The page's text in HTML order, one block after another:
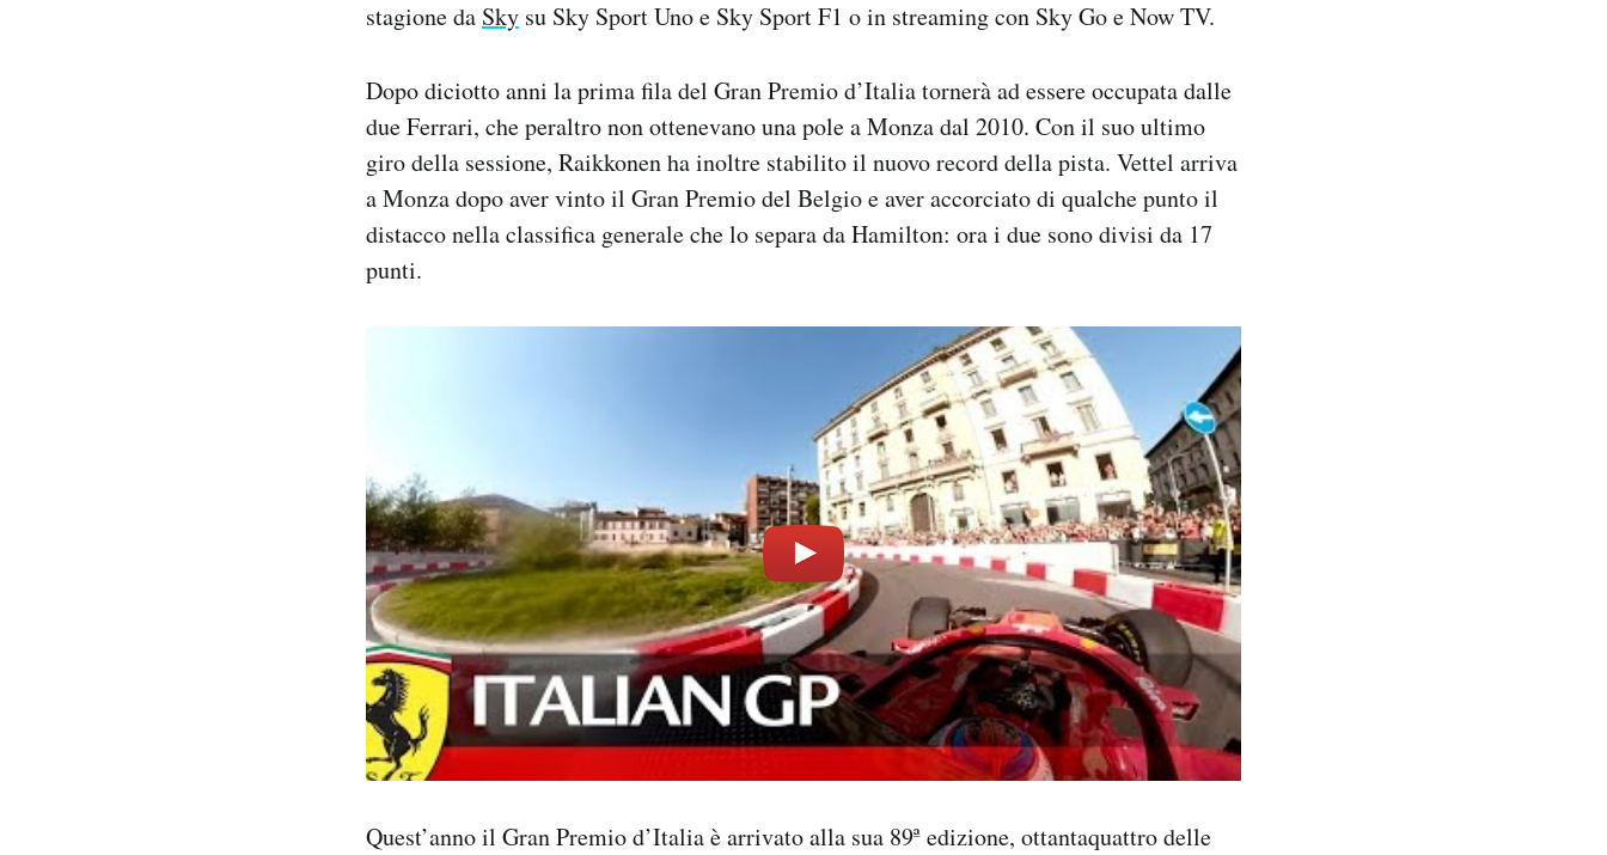
stagione da Sky su Sky Sport Uno e Sky Sport F1 o in streaming con Sky Go e Now TV.
Dopo diciotto anni la prima fila del Gran Premio d’Italia tornerà ad essere occupata dalle
due Ferrari, che peraltro non ottenevano una pole a Monza dal 2010. Con il suo ultimo
giro della sessione, Raikkonen ha inoltre stabilito il nuovo record della pista. Vettel arriva
a Monza dopo aver vinto il Gran Premio del Belgio e aver accorciato di qualche punto il
distacco nella classifica generale che lo separa da Hamilton: ora i due sono divisi da 17
punti.
Quest’anno il Gran Premio d’Italia è arrivato alla sua 89ª edizione, ottantaquattro delle